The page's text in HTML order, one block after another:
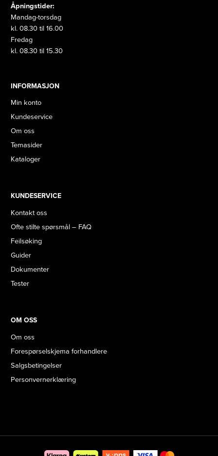
Åpningstider:
Mandag-torsdag
kl. 08.30 til 16.00
Fredag
kl. 08.30 til 15.30
INFORMASJON
Min konto
Kundeservice
Om oss
Temasider
Kataloger
KUNDESERVICE
Kontakt oss
Ofte stilte spørsmål – FAQ
Feilsøking
Guider
Dokumenter
Tester
OM OSS
Om oss
Forespørselskjema forhandlere
Salgsbetingelser
Personvernerklæring